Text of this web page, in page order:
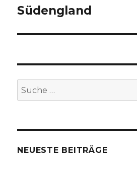
Südengland
Suche
nach:
NEUESTE BEITRÄGE